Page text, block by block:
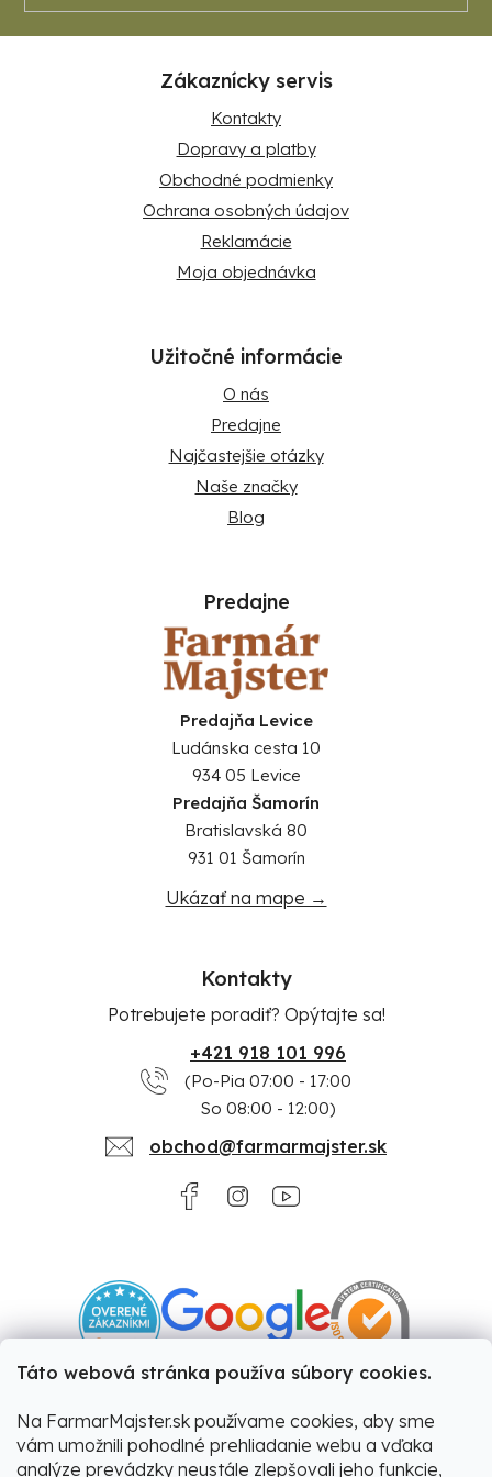
Táto webová stránka používa súbory cookies.
Na FarmarMajster.sk používame cookies, aby sme
vám umožnili pohodlné prehliadanie webu a vďaka
analýze prevádzky neustále zlepšovali jeho funkcie,
Zákaznícky servis
Kontakty
Dopravy a platby
Obchodné podmienky
Ochrana osobných údajov
Reklamácie
Moja objednávka
Užitočné informácie
O nás
Predajne
Najčastejšie otázky
Naše značky
Blog
Predajne
Predajňa Levice
Ludánska cesta 10
934 05 Levice
Predajňa Šamorín
Bratislavská 80
931 01 Šamorín
Ukázať na mape →
Kontakty
Potrebujete poradiť? Opýtajte sa!
+421 918 101 996
(Po-Pia 07:00 - 17:00
So 08:00 - 12:00)
obchod@farmarmajster.sk